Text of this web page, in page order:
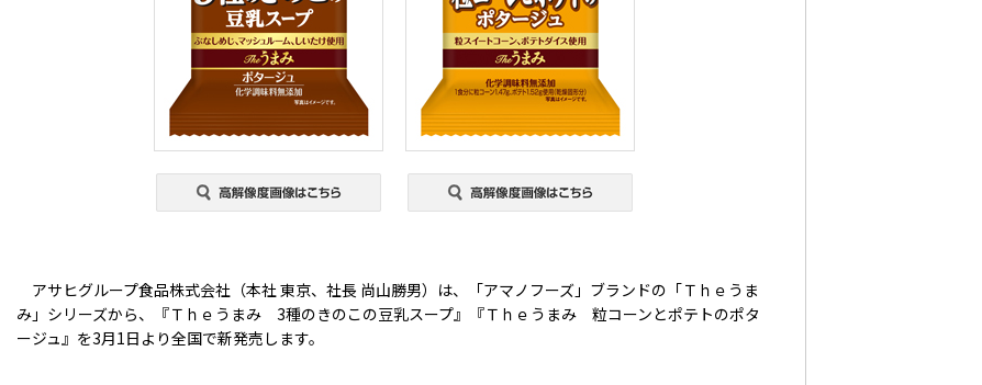
アサヒグループ食品株式会社（本社 東京、社長 尚山勝男）は、「アマノフーズ」ブランドの「Ｔｈｅうま
み」シリーズから、『Ｔｈｅうまみ 3種のきのこの豆乳スープ』『Ｔｈｅうまみ 粒コーンとポテトのポタ
ージュ』を3月1日より全国で新発売します。